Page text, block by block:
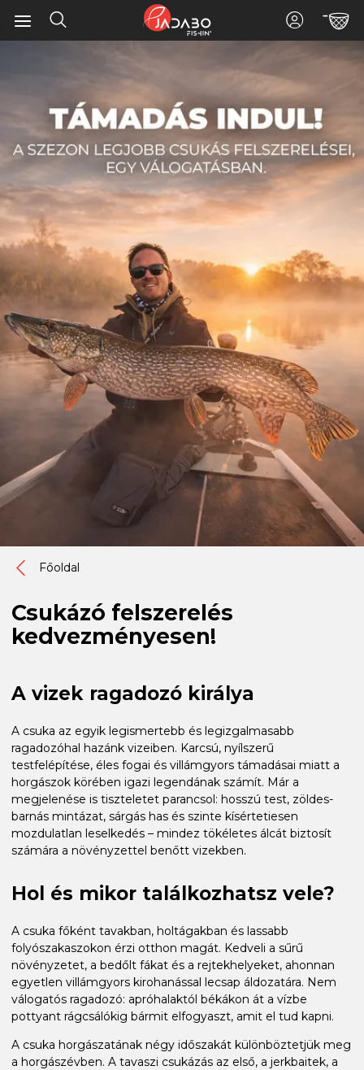
Főoldal
Csukázó felszerelés
kedvezményesen!
A vizek ragadozó királya
A csuka az egyik legismertebb és legizgalmasabb
ragadozóhal hazánk vizeiben. Karcsú, nyílszerű
testfelépítése, éles fogai és villámgyors támadásai miatt a
horgászok körében igazi legendának számít. Már a
megjelenése is tiszteletet parancsol: hosszú test, zöldes-
barnás mintázat, sárgás has és szinte kísértetiesen
mozdulatlan leselkedés – mindez tökéletes álcát biztosít
számára a növényzettel benőtt vizekben.
Hol és mikor találkozhatsz vele?
A csuka főként tavakban, holtágakban és lassabb
folyószakaszokon érzi otthon magát. Kedveli a sűrű
növényzetet, a bedőlt fákat és a rejtekhelyeket, ahonnan
egyetlen villámgyors kirohanással lecsap áldozatára. Nem
válogatós ragadozó: apróhalaktól békákon át a vízbe
pottyant rágcsálókig bármit elfogyaszt, amit el tud kapni.
A csuka horgászatának négy időszakát különböztetjük meg
a horgászévben. A tavaszi csukázás az első, a jerkbaitek, a